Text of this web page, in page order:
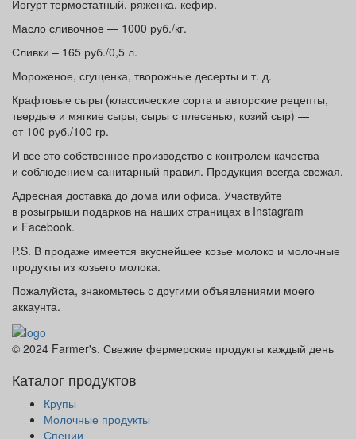
Йогурт термостатный, ряженка, кефир.
Масло сливочное — 1000 руб./кг.
Сливки – 165 руб./0,5 л.
Мороженое, сгущенка, творожные десерты и т. д.
Крафтовые сыры (классические сорта и авторские рецепты,
твердые и мягкие сыры, сыры с плесенью, козий сыр) —
от 100 руб./100 гр.
И все это собственное производство с контролем качества
и соблюдением санитарный правил. Продукция всегда свежая.
Адресная доставка до дома или офиса. Участвуйте
в розыгрыши подарков на наших страницах в Instagram
и Facebook.
P.S. В продаже имеется вкуснейшее козье молоко и молочные
продукты из козьего молока.
Пожалуйста, знакомьтесь с другими объявлениями моего
аккаунта.
© 2024 Farmer's. Свежие фермерские продукты каждый день
Каталог продуктов
Крупы
Молочные продукты
Специи